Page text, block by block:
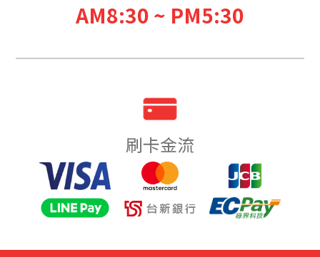
AM8:30 ~ PM5:30
刷卡金流